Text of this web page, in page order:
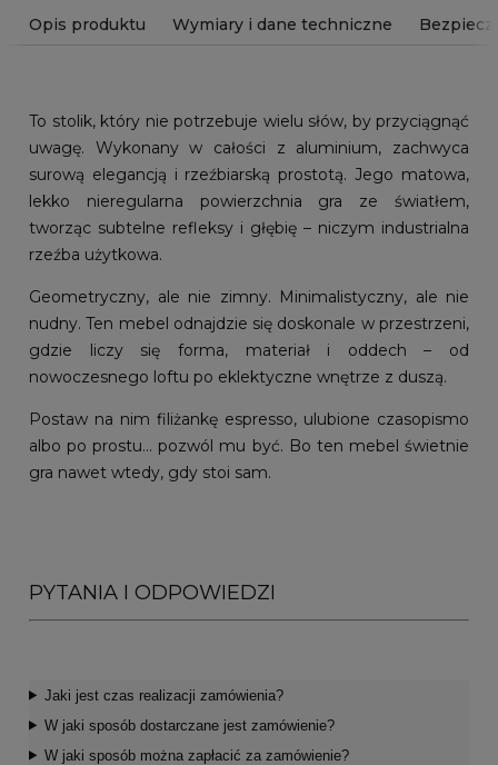
Opis produktu Wymiary i dane techniczne
To stolik, który nie potrzebuje wielu słów, by przyciągnąć
uwagę. Wykonany w całości z aluminium, zachwyca
surową elegancją i rzeźbiarską prostotą. Jego matowa,
lekko nieregularna powierzchnia gra ze światłem,
tworząc subtelne refleksy i głębię – niczym industrialna
rzeźba użytkowa.
Geometryczny, ale nie zimny. Minimalistyczny, ale nie
nudny. Ten mebel odnajdzie się doskonale w przestrzeni,
gdzie liczy się forma, materiał i oddech – od
nowoczesnego loftu po eklektyczne wnętrze z duszą.
Postaw na nim filiżankę espresso, ulubione czasopismo
albo po prostu… pozwól mu być. Bo ten mebel świetnie
gra nawet wtedy, gdy stoi sam.
PYTANIA I ODPOWIEDZI
Jaki jest czas realizacji zamówienia?
W jaki sposób dostarczane jest zamówienie?
W jaki sposób można zapłacić za zamówienie?